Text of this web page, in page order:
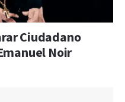
Ciudadano
Noir